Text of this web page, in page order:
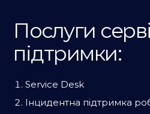
Послуги
підтримки:
Service Desk
Інцидентна підтримка